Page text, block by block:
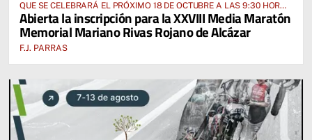
QUE SE CELEBRARÁ EL PRÓXIMO 18 DE OCTUBRE A LAS 9:30 HORAS
DESDE EL PABELLÓN VICENTE PANIAGUA
Abierta la inscripción para la XXVIII Media Maratón
Memorial Mariano Rivas Rojano de Alcázar
F.J. PARRAS